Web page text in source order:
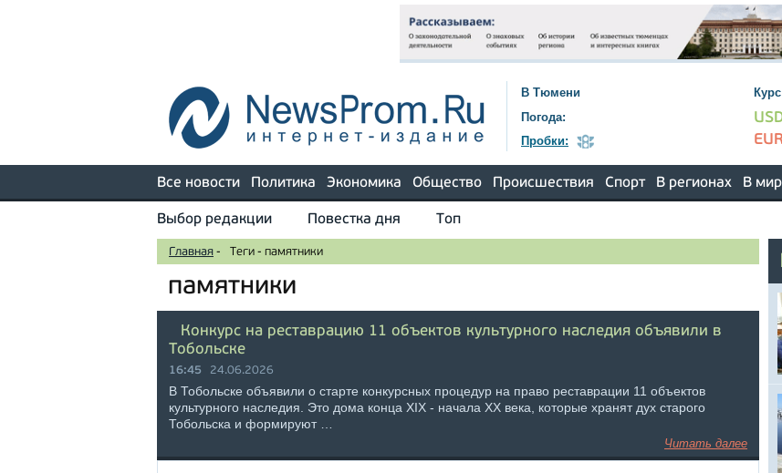
В Тюмени
Погода:
Пробки:
Все новости Политика Экономика Общество Происшествия Спорт В регионах В
Выбор редакции Повестка дня Топ
Главная - Теги - памятники
памятники
Конкурс на реставрацию 11 объектов культурного наследия объявили в
Тобольске
16:45 24.06.2026
В Тобольске объявили о старте конкурсных процедур на право реставрации 11 объектов
культурного наследия. Это дома конца XIX - начала XX века, которые хранят дух старого
Тобольска и формируют …
Читать далее